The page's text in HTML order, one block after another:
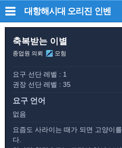
대항해시대 오리진 인벤
축복받는 이별
종업원 의뢰 모험
요구 선단 레벨 : 1
권장 선단 레벨 : 35
요구 언어
없음
요즘도 사라이는 때가 되면 고양이
다.